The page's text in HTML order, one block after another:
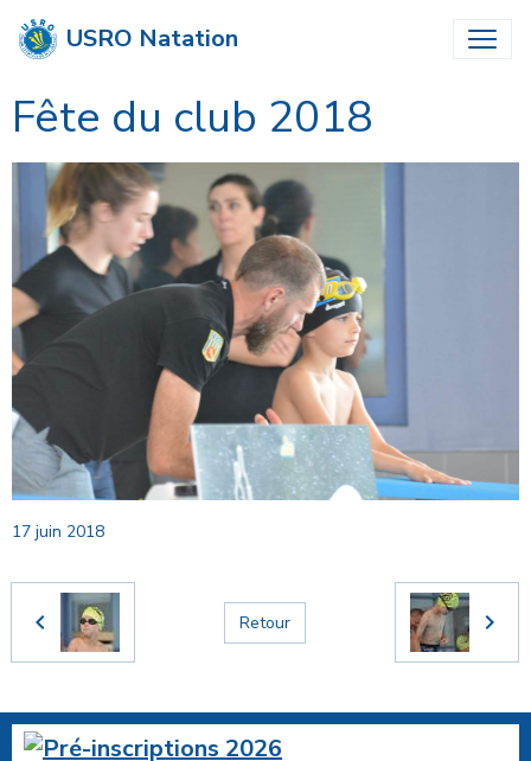
USRO Natation
Fête du club 2018
17 juin 2018
Retour